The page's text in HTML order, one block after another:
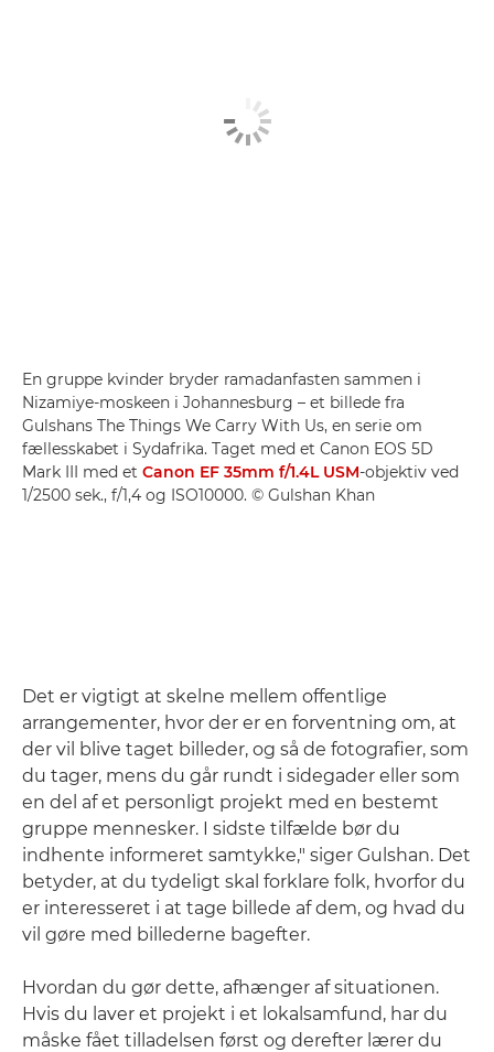
En gruppe kvinder bryder ramadanfasten sammen i
Nizamiye-moskeen i Johannesburg – et billede fra
Gulshans The Things We Carry With Us, en serie om
fællesskabet i Sydafrika. Taget med et Canon EOS 5D
Mark III med et Canon EF 35mm f/1.4L USM-objektiv ved
1/2500 sek., f/1,4 og ISO10000. © Gulshan Khan
Det er vigtigt at skelne mellem offentlige
arrangementer, hvor der er en forventning om, at
der vil blive taget billeder, og så de fotografier, som
du tager, mens du går rundt i sidegader eller som
en del af et personligt projekt med en bestemt
gruppe mennesker. I sidste tilfælde bør du
indhente informeret samtykke," siger Gulshan. Det
betyder, at du tydeligt skal forklare folk, hvorfor du
er interesseret i at tage billede af dem, og hvad du
vil gøre med billederne bagefter.
Hvordan du gør dette, afhænger af situationen.
Hvis du laver et projekt i et lokalsamfund, har du
måske fået tilladelsen først og derefter lærer du